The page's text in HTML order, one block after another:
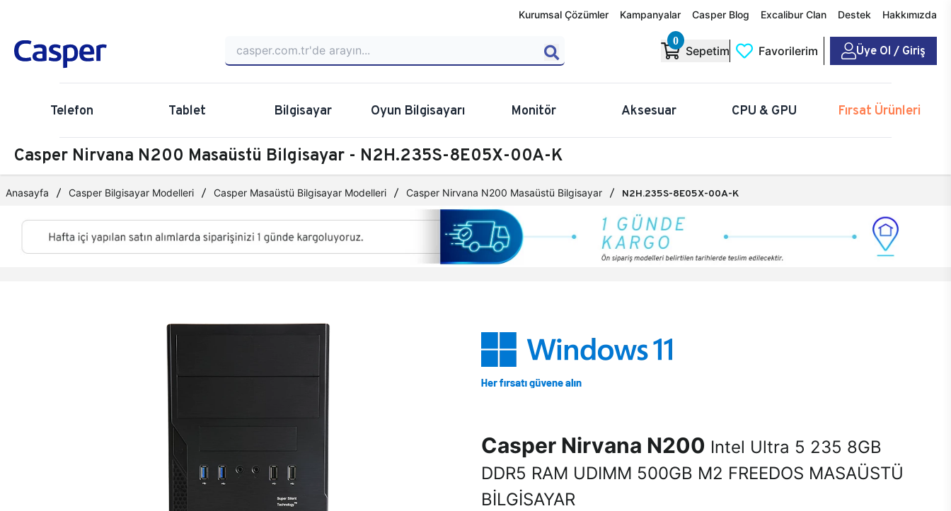
Kurumsal Çözümler Kampanyalar Casper Blog Excalibur Clan Destek Hakkımızda
0
Sepetim Favorilerim Üye Ol / Giriş
Telefon Tablet Bilgisayar Oyun Bilgisayarı Monitör Aksesuar CPU & GPU Fırsat Ürünleri
Casper Nirvana N200 Masaüstü Bilgisayar - N2H.235S-8E05X-00A-K
Anasayfa Casper Bilgisayar Modelleri Casper Masaüstü Bilgisayar Modelleri Casper Nirvana N200 Masaüstü Bilgisayar N2H.235S-8E05X-00A-K
Casper Nirvana N200 Intel Ultra 5 235 8GB
DDR5 RAM UDIMM 500GB M2 FREEDOS MASAÜSTÜ
BİLGİSAYAR